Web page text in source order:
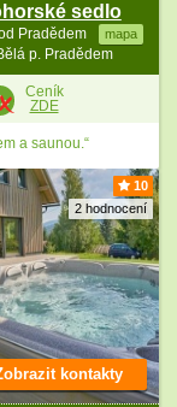
sedlo
Pradědem mapa
p. Pradědem
Ceník
ZDE
a saunou.“
10
2 hodnocení
kontakty